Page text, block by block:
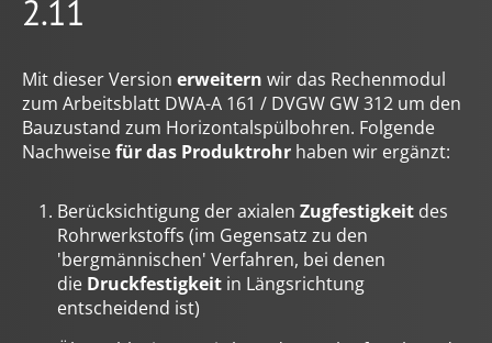
2.11
Mit dieser Version erweitern wir das Rechenmodul
zum Arbeitsblatt DWA-A 161 / DVGW GW 312 um den
Bauzustand zum Horizontalspülbohren. Folgende
Nachweisefür das Produktrohr haben wir ergänzt:
Berücksichtigung der axialen Zugfestigkeit des
Rohrwerkstoffs (im Gegensatz zu den
'bergmännischen' Verfahren, bei denen
die Druckfestigkeit in Längsrichtung
entscheidend ist)